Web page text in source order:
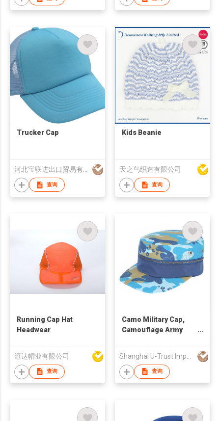
Trucker Cap
河北宝联进出口贸易有限公司
查询
Kids Beanie
天之鸟织造有限公司
查询
Running Cap Hat
Headwear
滙达帽业有限公司
查询
Camo Military Cap,
Camouflage Army
查询